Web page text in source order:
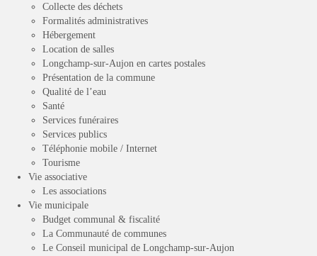
Collecte des déchets
Formalités administratives
Hébergement
Location de salles
Longchamp-sur-Aujon en cartes postales
Présentation de la commune
Qualité de l’eau
Santé
Services funéraires
Services publics
Téléphonie mobile / Internet
Tourisme
Vie associative
Les associations
Vie municipale
Budget communal & fiscalité
La Communauté de communes
Le Conseil municipal de Longchamp-sur-Aujon